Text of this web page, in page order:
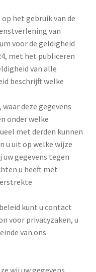
het gebruik van de
van
voor de geldigheid
met het publiceren
van alle
beschrijft welke
deze gegevens
onder welke
met derden kunnen
u uit op welke wijze
uw gegevens tegen
u heeft met
kunt u contact
voor privacyzaken, u
van ons